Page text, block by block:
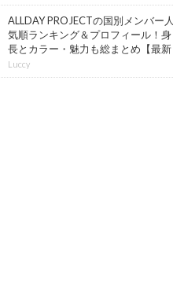
ALLDAY PROJECTの国別メンバー人
気順ランキング＆プロフィール！身
長とカラー・魅力も総まとめ【最新
版】
Luccy